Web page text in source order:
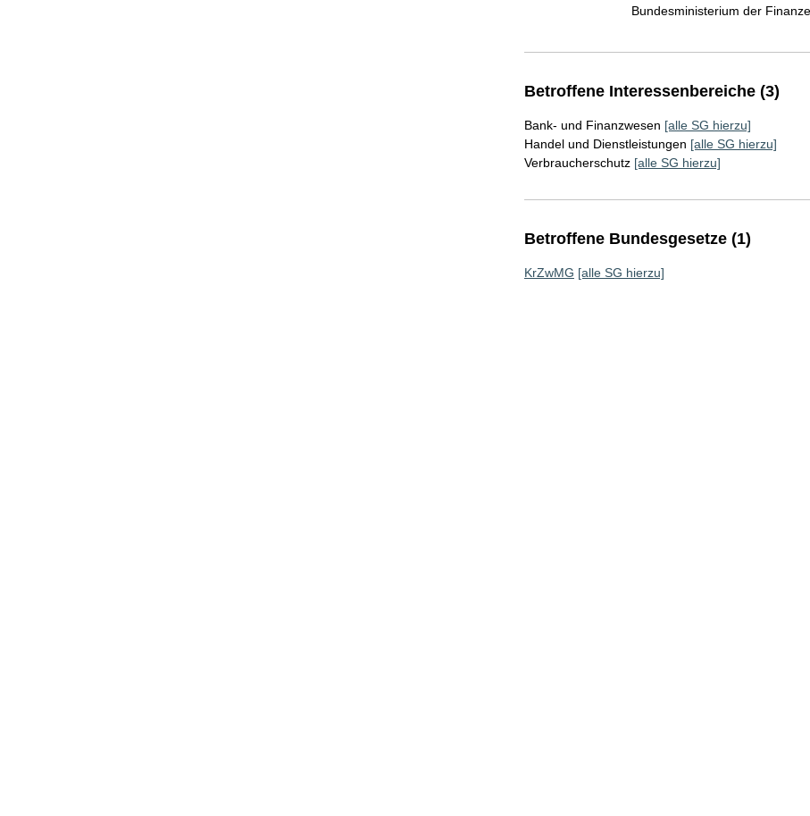
Bundesministerium der
Betroffene Interessenbereiche (3)
Bank- und Finanzwesen [alle SG hierzu]
Handel und Dienstleistungen [alle SG hierzu]
Verbraucherschutz [alle SG hierzu]
Betroffene Bundesgesetze (1)
KrZwMG [alle SG hierzu]